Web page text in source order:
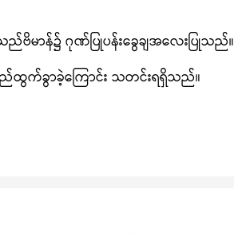
ာန်၌ ဂုဏ်ပြုပန်းခွေချအလေးပြုသည်။
ည်ထွက်ခွာခဲ့ကြောင်း သတင်းရရှိသည်။